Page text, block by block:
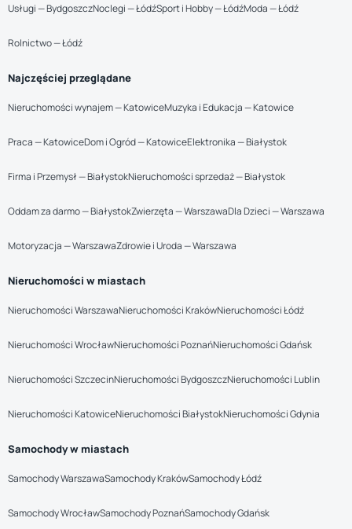
Usługi — BydgoszczNoclegi — ŁódźSport i Hobby — ŁódźModa — Łódź
Rolnictwo — Łódź
Najczęściej przeglądane
Nieruchomości wynajem — KatowiceMuzyka i Edukacja — Katowice
Praca — KatowiceDom i Ogród — KatowiceElektronika — Białystok
Firma i Przemysł — BiałystokNieruchomości sprzedaż — Białystok
Oddam za darmo — BiałystokZwierzęta — WarszawaDla Dzieci — Warszawa
Motoryzacja — WarszawaZdrowie i Uroda — Warszawa
Nieruchomości w miastach
Nieruchomości WarszawaNieruchomości KrakówNieruchomości Łódź
Nieruchomości WrocławNieruchomości PoznańNieruchomości Gdańsk
Nieruchomości SzczecinNieruchomości BydgoszczNieruchomości Lublin
Nieruchomości KatowiceNieruchomości BiałystokNieruchomości Gdynia
Samochody w miastach
Samochody WarszawaSamochody KrakówSamochody Łódź
Samochody WrocławSamochody PoznańSamochody Gdańsk